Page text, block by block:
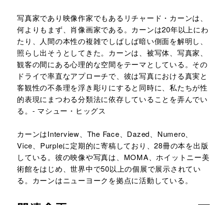
写真家であり映像作家でもあるリチャード・カーンは、
何よりもまず、肖像画家である。カーンは20年以上にわ
たり、人間の本性の複雑でしばしば暗い側面を解明し、
照らし出そうとしてきた。カーンは、被写体、写真家、
観客の間にある心理的な空間をテーマとしている。その
ドライで率直なアプローチで、彼は写真における真実と
客観性の不条理を浮き彫りにすると同時に、私たちが性
的表現にまつわる分類法に依存していることを弄んでい
る。- マシュー・ヒッグス​
カーンはInterview、The Face、Dazed、Numero、
Vice、Purpleに定期的に寄稿しており、28冊の本を出版
している。彼の映像や写真は、MOMA、ホイットニー美
術館をはじめ、世界中で50以上の個展で展示されてい
る。カーンはニューヨークを拠点に活動している。​